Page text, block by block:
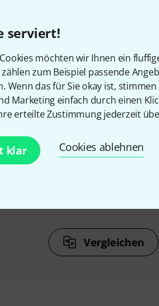
serviert!
möchten wir Ihnen ein
zum Beispiel passende
Wenn das für Sie okay ist,
Marketing einfach durch einen
erteilte Zustimmung jederzeit
klar Cookies ablehnen
6%
KAUFTEN
JAM pedals Delay Llama
Vergleichen